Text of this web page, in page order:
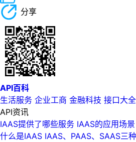
分享
API百科
生活服务 企业工商 金融科技 接口大全
API资讯
IAAS提供了哪些服务 IAAS的应用场景
什么是IAAS IAAS、PAAS、SAAS三